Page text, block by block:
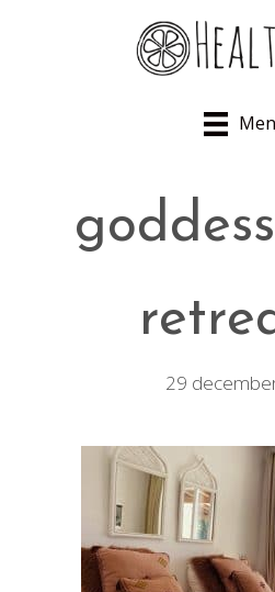
29